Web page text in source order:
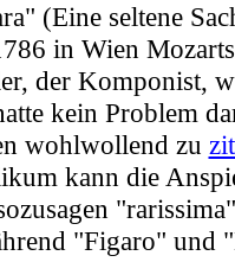
(Eine seltene
in Wien
der Komponist,
kein Problem
wohlwollend zu
kann die
"Figaro" und